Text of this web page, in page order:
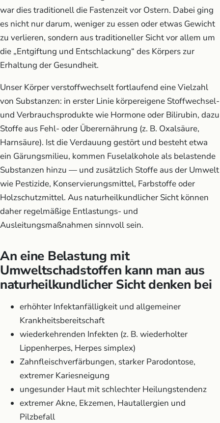
war dies traditionell die Fastenzeit vor Ostern. Dabei ging
es nicht nur darum, weniger zu essen oder etwas Gewicht
zu verlieren, sondern aus traditioneller Sicht vor allem um
die „Entgiftung und Entschlackung“ des Körpers zur
Erhaltung der Gesundheit.
Unser Körper verstoffwechselt fortlaufend eine Vielzahl
von Substanzen: in erster Linie körpereigene Stoffwechsel-
und Verbrauchsprodukte wie Hormone oder Bilirubin, dazu
Stoffe aus Fehl- oder Überernährung (z. B. Oxalsäure,
Harnsäure). Ist die Verdauung gestört und besteht etwa
ein Gärungsmilieu, kommen Fuselalkohole als belastende
Substanzen hinzu — und zusätzlich Stoffe aus der Umwelt
wie Pestizide, Konservierungsmittel, Farbstoffe oder
Holzschutzmittel. Aus naturheilkundlicher Sicht können
daher regelmäßige Entlastungs- und
Ausleitungsmaßnahmen sinnvoll sein.
An eine Belastung mit
Umweltschadstoffen kann man aus
naturheilkundlicher Sicht denken bei
erhöhter Infektanfälligkeit und allgemeiner
Krankheitsbereitschaft
wiederkehrenden Infekten (z. B. wiederholter
Lippenherpes, Herpes simplex)
Zahnfleischverfärbungen, starker Parodontose,
extremer Kariesneigung
ungesunder Haut mit schlechter Heilungstendenz
extremer Akne, Ekzemen, Hautallergien und
Pilzbefall